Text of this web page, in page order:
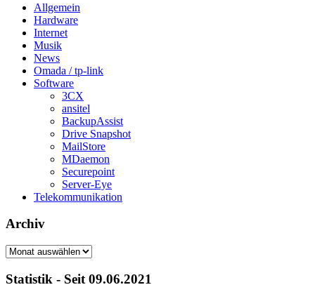
Allgemein
Hardware
Internet
Musik
News
Omada / tp-link
Software
3CX
ansitel
BackupAssist
Drive Snapshot
MailStore
MDaemon
Securepoint
Server-Eye
Telekommunikation
Archiv
Archiv
Statistik - Seit 09.06.2021